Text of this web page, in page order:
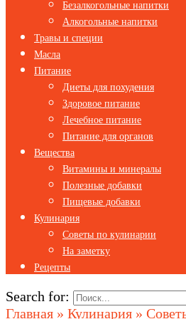
Безалкогольные напитки
Алкогольные напитки
Травы и специи
Масла
Питание
Диеты для похудения
Здоровое питание
Лечебное питание
Питание для органов
Вещества
Витамины и минералы
Полезные добавки
Пищевые добавки
Кулинария
Советы по кулинарии
На заметку
Рецепты
Search for:
Главная » Кулинария »